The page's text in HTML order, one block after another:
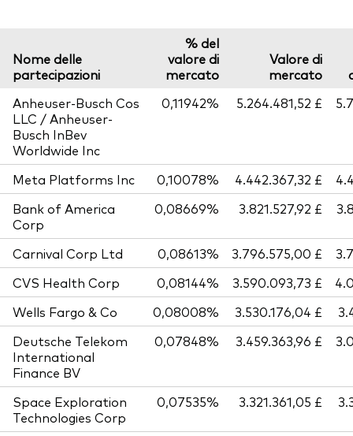
Nome delle
partecipazioni
% del
valore di
mercato
Valore di
mercato
Anheuser-Busch Cos
LLC / Anheuser-
Busch InBev
Worldwide Inc
0,11942% 5.264.481,52 £
Meta Platforms Inc 0,10078% 4.442.367,32 £
Bank of America
Corp
0,08669% 3.821.527,92 £
Carnival Corp Ltd 0,08613% 3.796.575,00 £
CVS Health Corp
0,08144% 3.590.093,73 £
Wells Fargo & Co
0,08008% 3.530.176,04 £
Deutsche Telekom
International
Finance BV
0,07848% 3.459.363,96 £
Space Exploration
Technologies Corp
0,07535% 3.321.361,05 £